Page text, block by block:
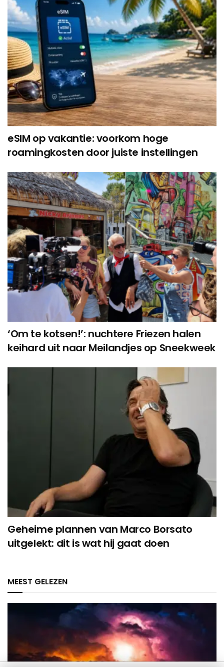
eSIM op vakantie: voorkom hoge
roamingkosten door juiste instellingen
‘Om te kotsen!’: nuchtere Friezen halen
keihard uit naar Meilandjes op Sneekweek
Geheime plannen van Marco Borsato
uitgelekt: dit is wat hij gaat doen
MEEST GELEZEN